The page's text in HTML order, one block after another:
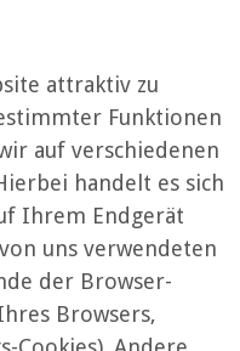
attraktiv zu
Funktionen
auf verschiedenen
handelt es sich
Ihrem Endgerät
uns verwendeten
der Browser-
Browsers,